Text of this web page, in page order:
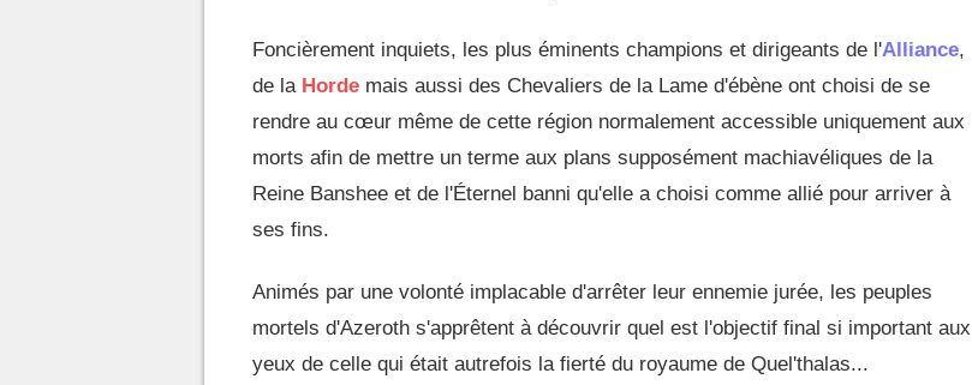
Foncièrement inquiets, les plus éminents champions et dirigeants de l'Alliance,
de la Horde mais aussi des Chevaliers de la Lame d'ébène ont choisi de se
rendre au cœur même de cette région normalement accessible uniquement aux
morts afin de mettre un terme aux plans supposément machiavéliques de la
Reine Banshee et de l'Éternel banni qu'elle a choisi comme allié pour arriver à
ses fins.
Animés par une volonté implacable d'arrêter leur ennemie jurée, les peuples
mortels d'Azeroth s'apprêtent à découvrir quel est l'objectif final si important aux
yeux de celle qui était autrefois la fierté du royaume de Quel'thalas...